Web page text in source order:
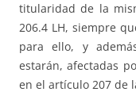
titularidad de la
206.4 LH, siempre
para ello, y
estarán, afectadas
en el artículo 207 de